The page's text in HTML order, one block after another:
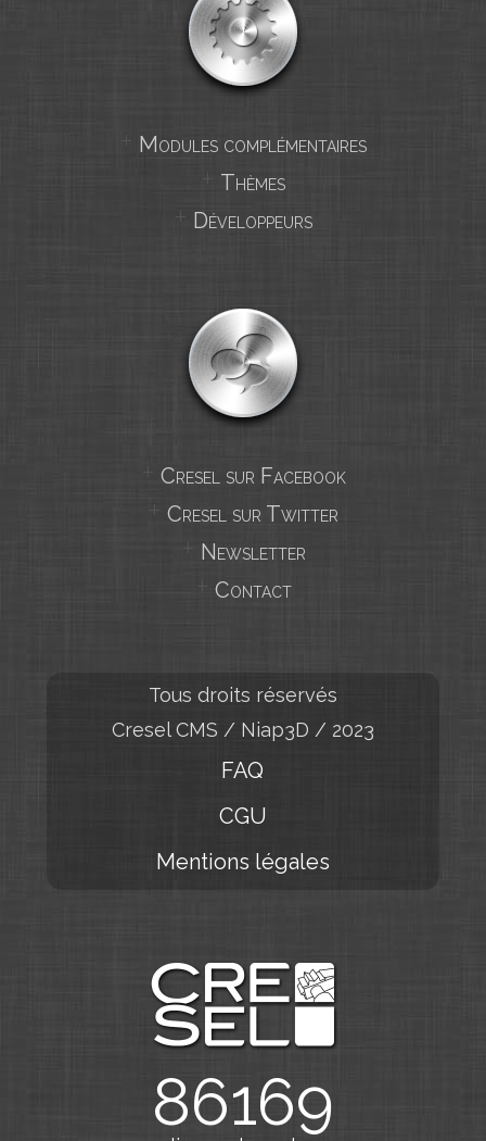
Modules complémentaires
Thèmes
Développeurs
Cresel sur Facebook
Cresel sur Twitter
Newsletter
Contact
Tous droits réservés
Cresel CMS / Niap3D / 2023
FAQ
CGU
Mentions légales
86169